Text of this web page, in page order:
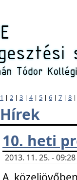
1 | 2 | 3 | 4| 5 | 6 | 7 | 8
Hírek
10. heti
2013. 11. 25. -
A